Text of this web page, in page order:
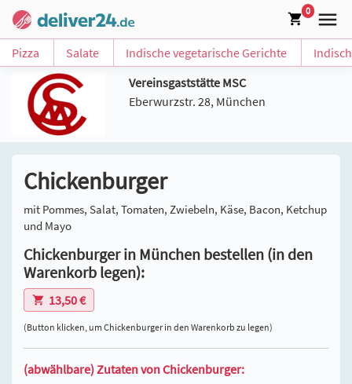
0
Pizza Salate Indische vegetarische Gerichte
Vereinsgaststätte MSC
Eberwurzstr. 28, München
Chickenburger
mit Pommes, Salat, Tomaten, Zwiebeln, Käse, Bacon, Ketchup
und Mayo
Chickenburger in München bestellen (in den
Warenkorb legen):
13,50 €
(Button klicken, um Chickenburger in den Warenkorb zu legen)
(abwählbare) Zutaten von Chickenburger: